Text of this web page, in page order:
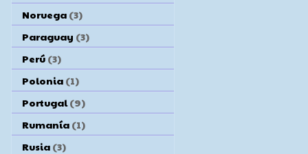
Noruega (3)
Paraguay (3)
Perú (3)
Polonia (1)
Portugal (9)
Rumanía (1)
Rusia (3)